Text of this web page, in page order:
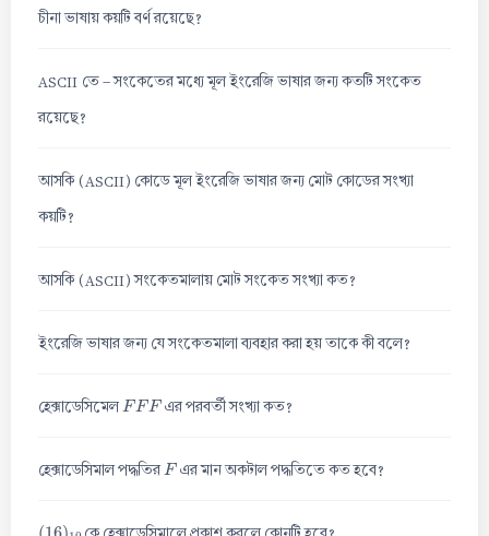
চীনা ভাষায় কয়টি বর্ণ রয়েছে?
ASCII তে - সংকেতের মধ্যে মূল ইংরেজি ভাষার জন্য কতটি সংকেত
রয়েছে?
আসকি (ASCII) কোডে মূল ইংরেজি ভাষার জন্য মোট কোডের সংখ্যা
কয়টি?
আসকি (ASCII) সংকেতমালায় মোট সংকেত সংখ্যা কত?
ইংরেজি ভাষার জন্য যে সংকেতমালা ব্যবহার করা হয় তাকে কী বলে?
হেক্সাডেসিমেল FFF এর পরবর্তী সংখ্যা কত?
হেক্সাডেসিমাল পদ্ধতির F এর মান অকটাল পদ্ধতিতে কত হবে?
(16)